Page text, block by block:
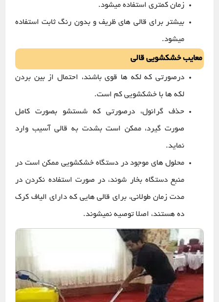
زمان کمتری استفاده میشود.
بیشتر برای قالی های ظریف و بدون رنگ ثابت استفاده
میشود.
معایب خشکشویی قالی
درصورتی که لکه ها قوی باشند، احتمال از بین بردن
لکه ها با خشکشویی کم است.
حذف گرانول، درصورتی که شستشو بصورت کامل
صورت گیرد، ممکن است بشدت به قالی آسیب وارد
نماید.
محلول های موجود در دستگاه خشکشویی ممکن است در
منبع دستگاه بخار شوند، در صورت استفاده نکردن در
مدت زمان طولانی، برای قالی هایی که دارای الیاف کرک
ده هستند، اصلا توصیه نمیشوند.